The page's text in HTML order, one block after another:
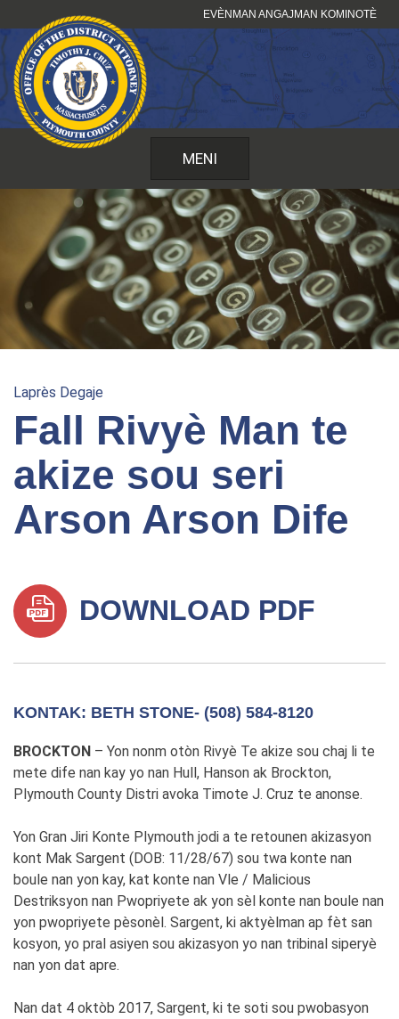
kontni
EVÈNMAN ANGAJMAN KOMINOTÈ
MENI
Laprès Degaje
Fall Rivyè Man te
akize sou seri
Arson Arson Dife
DOWNLOAD PDF
KONTAK: BETH STONE- (508) 584-8120
BROCKTON – Yon nonm otòn Rivyè Te akize sou chaj li te
mete dife nan kay yo nan Hull, Hanson ak Brockton,
Plymouth County Distri avoka Timote J. Cruz te anonse.
Yon Gran Jiri Konte Plymouth jodi a te retounen akizasyon
kont Mak Sargent (DOB: 11/28/67) sou twa konte nan
boule nan yon kay, kat konte nan Vle / Malicious
Destriksyon nan Pwopriyete ak yon sèl konte nan boule nan
yon pwopriyete pèsonèl. Sargent, ki aktyèlman ap fèt san
kosyon, yo pral asiyen sou akizasyon yo nan tribinal siperyè
nan yon dat apre.
Nan dat 4 oktòb 2017, Sargent, ki te soti sou pwobasyon